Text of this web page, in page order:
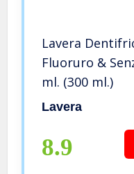
Lavera
Fluoruro &
ml. (300 ml.)
Lavera
8.9